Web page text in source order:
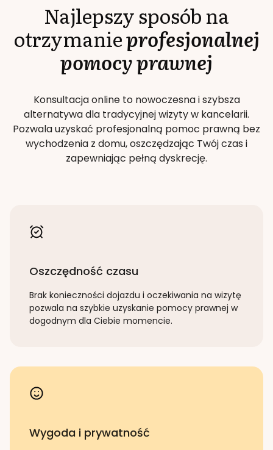
Najlepszy sposób na
otrzymanieprofesjonalnej
pomocy prawnej
Konsultacja online to nowoczesna i szybsza
alternatywa dla tradycyjnej wizyty w kancelarii.
Pozwala uzyskać profesjonalną pomoc prawną bez
wychodzenia z domu, oszczędzając Twój czas i
zapewniając pełną dyskrecję.
Oszczędność czasu
Brak konieczności dojazdu i oczekiwania na wizytę
pozwala na szybkie uzyskanie pomocy prawnej w
dogodnym dla Ciebie momencie.
Wygoda i prywatność